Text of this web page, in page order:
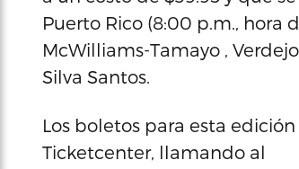
Puerto Rico (8:00 p.m., hora
McWilliams-Tamayo ,
Silva Santos.
Los boletos para esta
Ticketcenter, llamando al